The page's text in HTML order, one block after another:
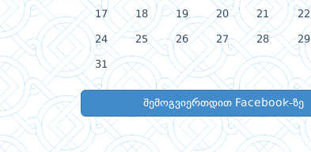
17 18 19 20 21 22
24 25 26 27 28 29
31
შემოგვიერთდით Facebook-ზე